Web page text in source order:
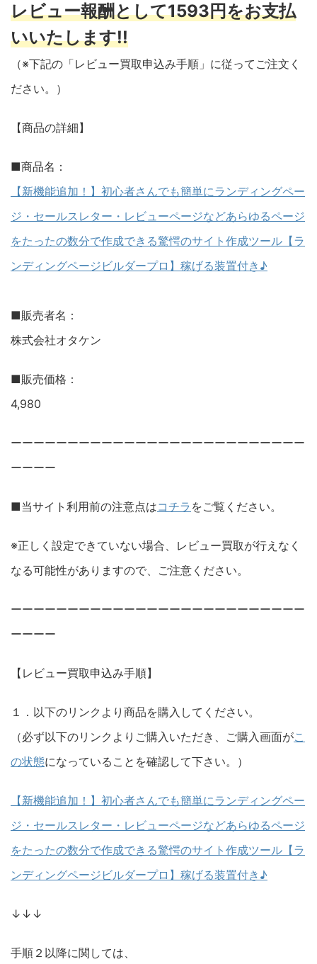
レビュー報酬として1593円をお支払
いいたします!!
（※下記の「レビュー買取申込み手順」に従ってご注文く
ださい。）
【商品の詳細】
■商品名：
【新機能追加！】初心者さんでも簡単にランディングペー
ジ・セールスレター・レビューページなどあらゆるページ
をたったの数分で作成できる驚愕のサイト作成ツール【ラ
ンディングページビルダープロ】稼げる装置付き♪
■販売者名：
株式会社オタケン
■販売価格：
4,980
ーーーーーーーーーーーーーーーーーーーーーーーーーー
ーーーー
■当サイト利用前の注意点はコチラ をご覧ください。
※正しく設定できていない場合、レビュー買取が行えなく
なる可能性がありますので、ご注意ください。
ーーーーーーーーーーーーーーーーーーーーーーーーーー
ーーーー
【レビュー買取申込み手順】
１．以下のリンクより商品を購入してください。
（必ず以下のリンクよりご購入いただき、ご購入画面がこ
の状態になっていることを確認して下さい。）
【新機能追加！】初心者さんでも簡単にランディングペー
ジ・セールスレター・レビューページなどあらゆるページ
をたったの数分で作成できる驚愕のサイト作成ツール【ラ
ンディングページビルダープロ】稼げる装置付き♪
↓↓↓
手順２以降に関しては、